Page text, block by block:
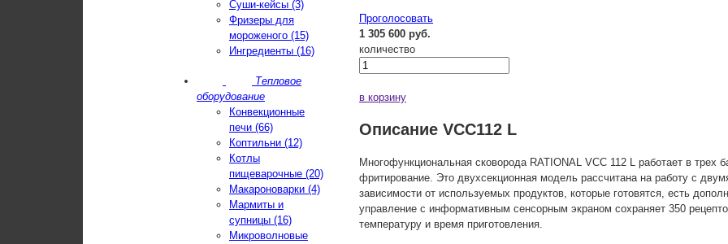
Проголосовать
1 305 600 руб.
количество
в корзину
Описание VCC112 L
Многофункциональная сковорода RATIONAL VCC 112 L работает в трех
фритирование. Это двухсекционная модель рассчитана на работу с
зависимости от используемых продуктов, которые готовятся, есть
управление с информативным сенсорным экраном сохраняет 350
температуру и время приготовления.
Суши-кейсы (3)
Фризеры для
мороженого (15)
Ингредиенты (16)
Тепловое
оборудование
Конвекционные
печи (66)
Коптильни (12)
Котлы
пищеварочные (20)
Макароноварки (4)
Мармиты и
супницы (16)
Микроволновые